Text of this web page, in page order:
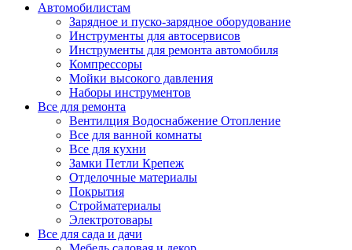
Автомобилистам
Зарядное и пуско-зарядное оборудование
Инструменты для автосервисов
Инструменты для ремонта автомобиля
Компрессоры
Мойки высокого давления
Наборы инструментов
Все для ремонта
Вентилция Водоснабжение Отопление
Все для ванной комнаты
Все для кухни
Замки Петли Крепеж
Отделочные материалы
Покрытия
Стройматериалы
Электротовары
Все для сада и дачи